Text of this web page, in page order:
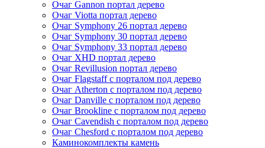
Очаг Gannon портал дерево
Очаг Viotta портал дерево
Очаг Symphony 26 портал дерево
Очаг Symphony 30 портал дерево
Очаг Symphony 33 портал дерево
Очаг XHD портал дерево
Очаг Revillusion портал дерево
Очаг Flagstaff с порталом под дерево
Очаг Atherton с порталом под дерево
Очаг Danville с порталом под дерево
Очаг Brookline с порталом под дерево
Очаг Cavendish с порталом под дерево
Очаг Chesford с порталом под дерево
Каминокомплекты камень